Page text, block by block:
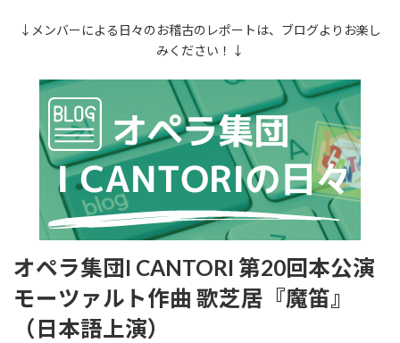
↓メンバーによる日々のお稽古のレポートは、ブログよりお楽し
みください！↓
オペラ集団I CANTORI 第20回本公演
モーツァルト作曲 歌芝居『魔笛』
（日本語上演）